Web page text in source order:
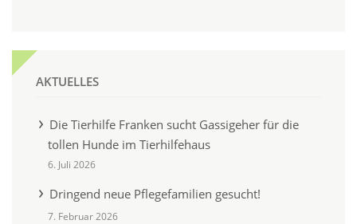
AKTUELLES
Die Tierhilfe Franken sucht Gassigeher für die
tollen Hunde im Tierhilfehaus
6. Juli 2026
Dringend neue Pflegefamilien gesucht!
7. Februar 2026